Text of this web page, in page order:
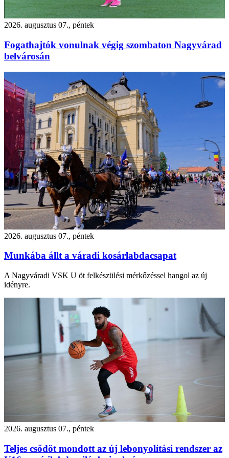
2026. augusztus 07., péntek
Fogathajtók vonulnak végig szombaton Nagyvárad
belvárosán
2026. augusztus 07., péntek
Munkába állt a váradi kosárlabdacsapat
A Nagyváradi VSK U öt felkészülési mérkőzéssel hangol az új
idényre.
2026. augusztus 07., péntek
Teljes csődöt mondott az új lebonyolítási rendszer az